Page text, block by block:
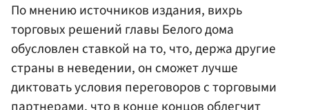
По мнению источников издания, вихрь
торговых решений главы Белого дома
обусловлен ставкой на то, что, держа другие
страны в неведении, он сможет лучше
диктовать условия переговоров с торговыми